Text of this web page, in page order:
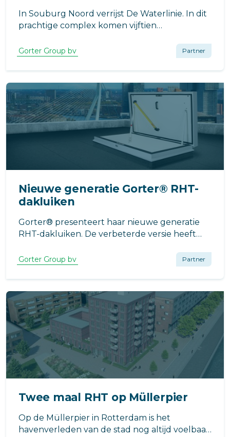
In Souburg Noord verrijst De Waterlinie. In dit
prachtige complex komen vijftien
over het water, het achterliggende park en de
Gorter Group bv Partner
Nieuwe generatie Gorter® RHT-
dakluiken
Gorter® presenteert haar nieuwe generatie
RHT-dakluiken. De verbeterde versie heeft
en is hiermee nog beter bestand tegen
extreme belastingen die tijdens de bouw of de
gebruiksfase kunnen voorkomen.
Gorter Group bv Partner
Twee maal RHT op Müllerpier
Op de Müllerpier in Rotterdam is het
havenverleden van de stad nog altijd voelbaar.